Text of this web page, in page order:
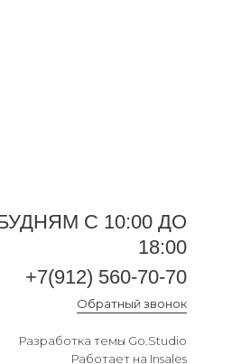
С 10:00 ДО
18:00
+7(912) 560-70-70
Обратный звонок
Разработка темы Go.Studio
Работает на Insales
Обратный звонок